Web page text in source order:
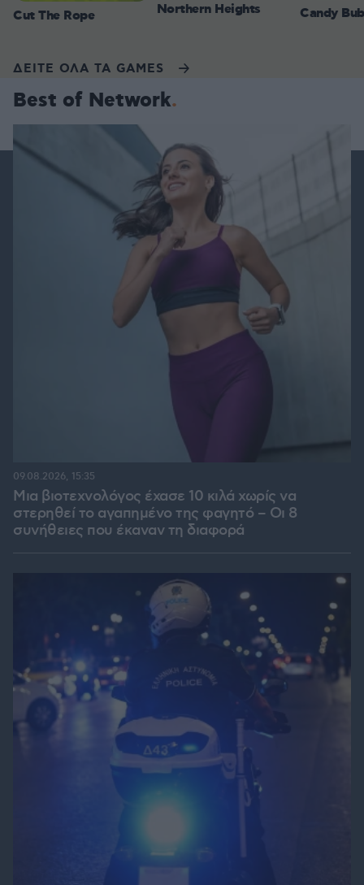
Cut The Rope Northern Heights Candy
ΔΕΙΤΕ ΟΛΑ ΤΑ GAMES
Best of Network
Μια βιοτεχνολόγος έχασε 10 κιλά χωρίς να
στερηθεί το αγαπημένο της φαγητό – Οι 8
συνήθειες που έκαναν τη διαφορά
09.08.2026, 15:35